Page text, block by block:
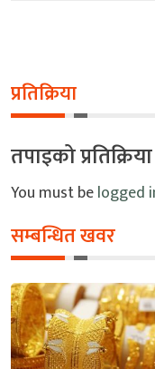
प्रतिक्रिया
तपाइको
You must belogged
सम्बन्धित खवर